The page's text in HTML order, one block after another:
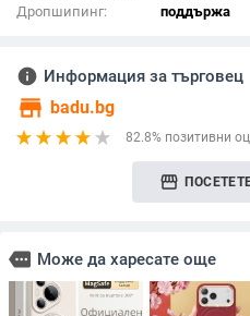
Дропшипинг:
поддържа
info Информация за търговец
store badu.bg
82.8% позитивни
storefront
more Може да харесате още